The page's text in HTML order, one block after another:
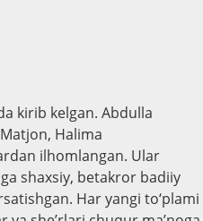
kirib kelgan. Abdulla
Halima
ilhomlangan. Ular
shaxsiy, betakror badiiy
Har yangi to‘plami